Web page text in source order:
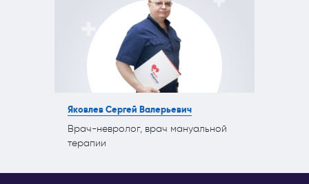
Яковлев Сергей Валерьевич
Врач-невролог, врач мануальной
терапии